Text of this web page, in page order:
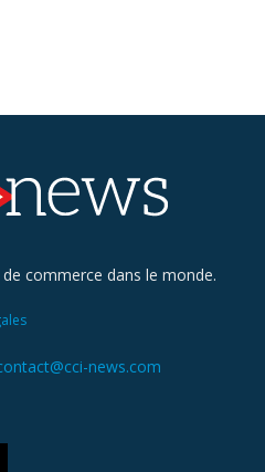
commerce dans le monde.
news.com